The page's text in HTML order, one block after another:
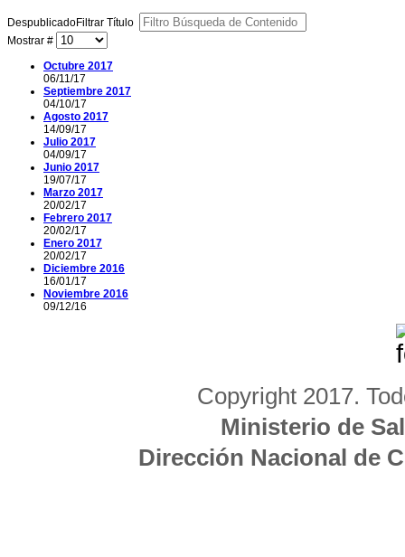
DespublicadoFiltrar Título
Mostrar #
Octubre 2017
06/11/17
Septiembre 2017
04/10/17
Agosto 2017
14/09/17
Julio 2017
04/09/17
Junio 2017
19/07/17
Marzo 2017
20/02/17
Febrero 2017
20/02/17
Enero 2017
20/02/17
Diciembre 2016
16/01/17
Noviembre 2016
09/12/16
Copyright 2017.
Ministerio de
Dirección Nacional de